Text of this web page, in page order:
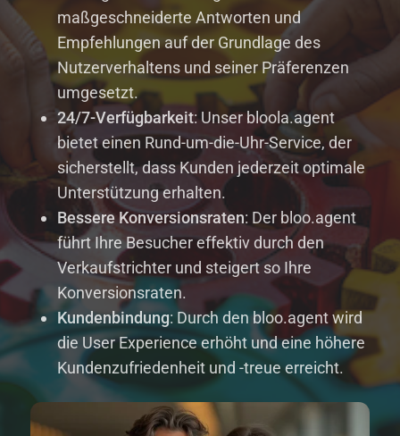
maßgeschneiderte Antworten und
Empfehlungen auf der Grundlage des
Nutzerverhaltens und seiner Präferenzen
umgesetzt.
24/7-Verfügbarkeit: Unser bloola.agent
bietet einen Rund-um-die-Uhr-Service, der
sicherstellt, dass Kunden jederzeit optimale
Unterstützung erhalten.
Bessere Konversionsraten: Der bloo.agent
führt Ihre Besucher effektiv durch den
Verkaufstrichter und steigert so Ihre
Konversionsraten.
Kundenbindung: Durch den bloo.agent wird
die User Experience erhöht und eine höhere
Kundenzufriedenheit und -treue erreicht.